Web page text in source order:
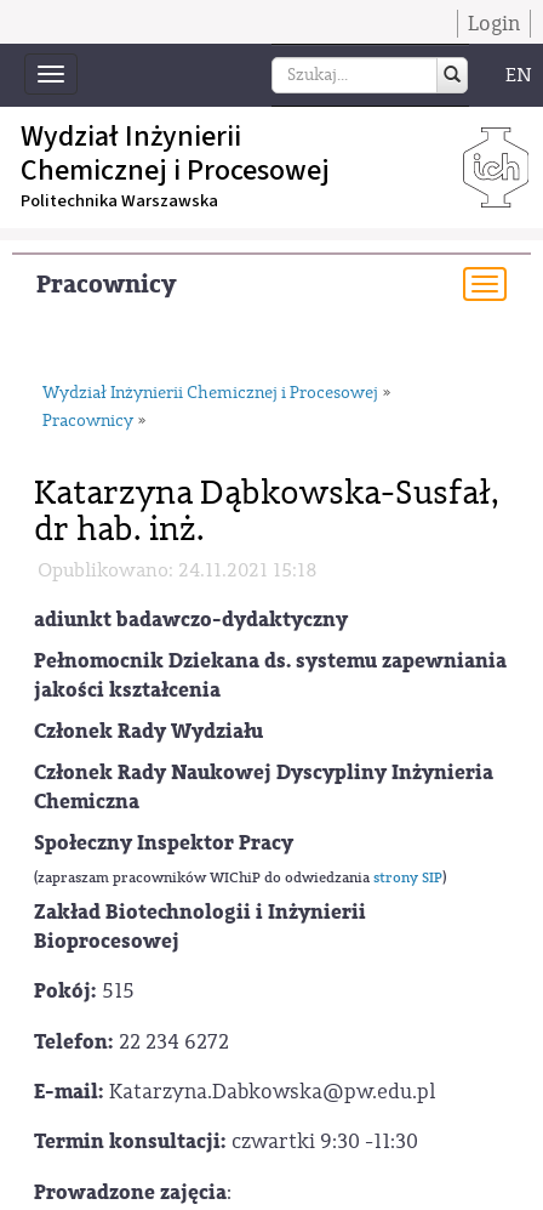
Login
Toggle
navigation
EN
Wydział Inżynierii
Chemicznej i Procesowej
Politechnika Warszawska
Pracownicy
Wydział Inżynierii Chemicznej i Procesowej »
Pracownicy »
Katarzyna Dąbkowska-Susfał,
dr hab. inż.
Opublikowano: 24.11.2021 15:18
adiunkt badawczo-dydaktyczny
Pełnomocnik Dziekana ds. systemu zapewniania
jakości kształcenia
Członek Rady Wydziału
Członek Rady Naukowej Dyscypliny Inżynieria
Chemiczna
Społeczny Inspektor Pracy
(zapraszam pracowników WIChiP do odwiedzaniastrony SIP)
Zakład Biotechnologii i Inżynierii
Bioprocesowej
Pokój: 515
Telefon: 22 234 6272
E-mail: Katarzyna.Dabkowska@pw.edu.pl
Termin konsultacji: czwartki 9:30 -11:30
Prowadzone zajęcia: